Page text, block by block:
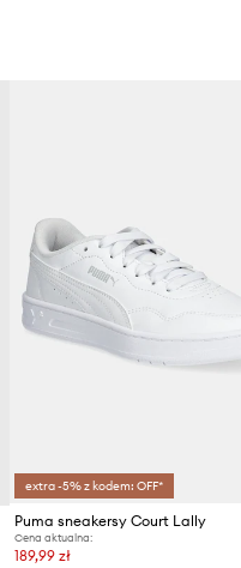
extra -5% z kodem: OFF*
Puma sneakersy Court Lally
Cena aktualna:
189,99 zł